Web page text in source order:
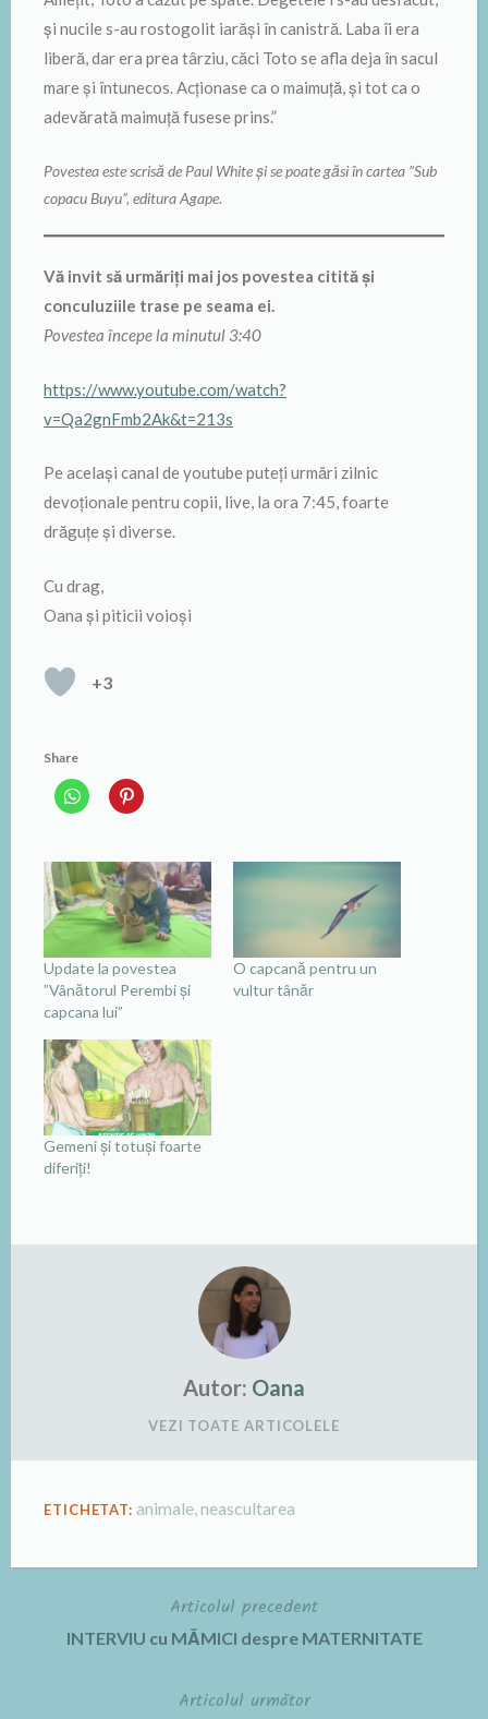
şi nucile s-au rostogolit iarăşi în canistră. Laba îi era
liberă, dar era prea târziu, căci Toto se afla deja în sacul
mare şi întunecos. Acţionase ca o maimuţă, şi tot ca o
adevărată maimuţă fusese prins.”
Povestea este scrisă de Paul White și se poate găsi în cartea ”Sub
copacu Buyu”, editura Agape.
Vă invit să urmăriți mai jos povestea citită și
conculuziile trase pe seama ei.
Povestea începe la minutul 3:40
https://www.youtube.com/watch?
v=Qa2gnFmb2Ak&t=213s
Pe același canal de youtube puteți urmări zilnic
devoționale pentru copii, live, la ora 7:45, foarte
drăguțe și diverse.
Cu drag,
Oana și piticii voioși
+3
Share
Update la povestea
”Vânătorul Perembi și
capcana lui”
O capcană pentru un
vultur tânăr
Gemeni și totuși foarte
diferiți!
Autor: Oana
VEZI TOATE ARTICOLELE
ETICHETAT: animale,neascultarea
Articolul precedent
INTERVIU cu MĂMICI despre MATERNITATE
Articolul următor